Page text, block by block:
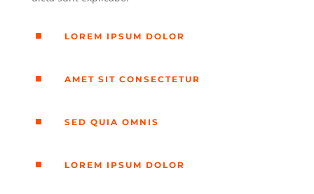
^ LOREM IPSUM DOLOR
^ AMET SIT CONSECTETUR
^ SED QUIA OMNIS
^ LOREM IPSUM DOLOR